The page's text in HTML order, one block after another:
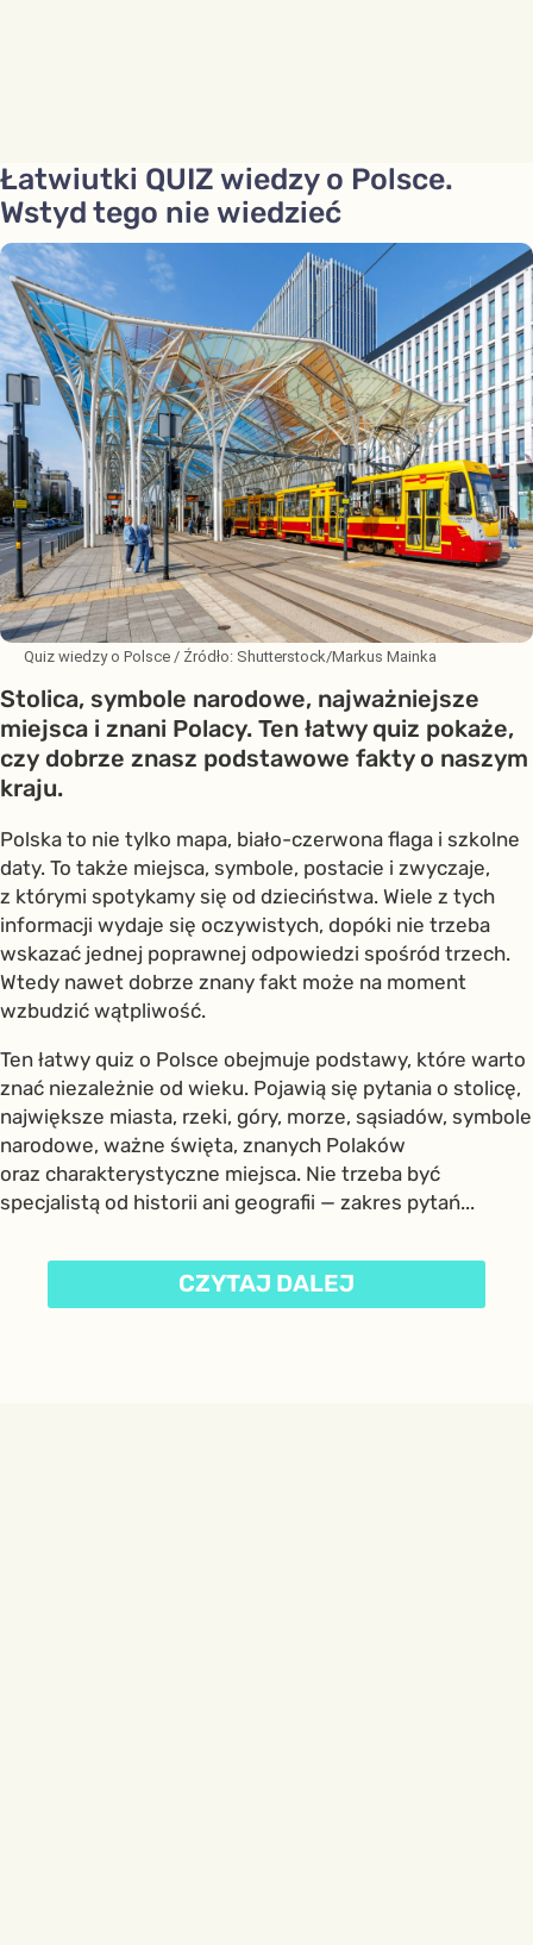
Łatwiutki QUIZ wiedzy o Polsce.
Wstyd tego nie wiedzieć
Quiz wiedzy o Polsce / Źródło: Shutterstock/Markus Mainka
Stolica, symbole narodowe, najważniejsze
miejsca i znani Polacy. Ten łatwy quiz pokaże,
czy dobrze znasz podstawowe fakty o naszym
kraju.
Polska to nie tylko mapa, biało-czerwona flaga i szkolne
daty. To także miejsca, symbole, postacie i zwyczaje,
z którymi spotykamy się od dzieciństwa. Wiele z tych
informacji wydaje się oczywistych, dopóki nie trzeba
wskazać jednej poprawnej odpowiedzi spośród trzech.
Wtedy nawet dobrze znany fakt może na moment
wzbudzić wątpliwość.
Ten łatwy quiz o Polsce obejmuje podstawy, które warto
znać niezależnie od wieku. Pojawią się pytania o stolicę,
największe miasta, rzeki, góry, morze, sąsiadów, symbole
narodowe, ważne święta, znanych Polaków
oraz charakterystyczne miejsca. Nie trzeba być
specjalistą od historii ani geografii — zakres pytań...
CZYTAJ DALEJ